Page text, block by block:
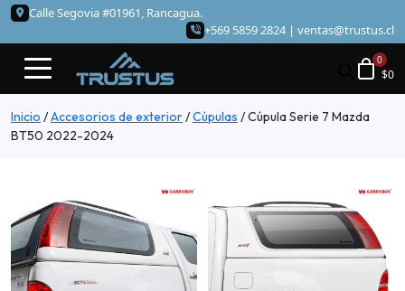
Calle Segovia #01961, Rancagua.
+569 5859 2824 | ventas@trustus.cl
$0
Inicio /Accesorios de exterior/Cúpulas /Cúpula Serie 7 Mazda
BT50 2022-2024